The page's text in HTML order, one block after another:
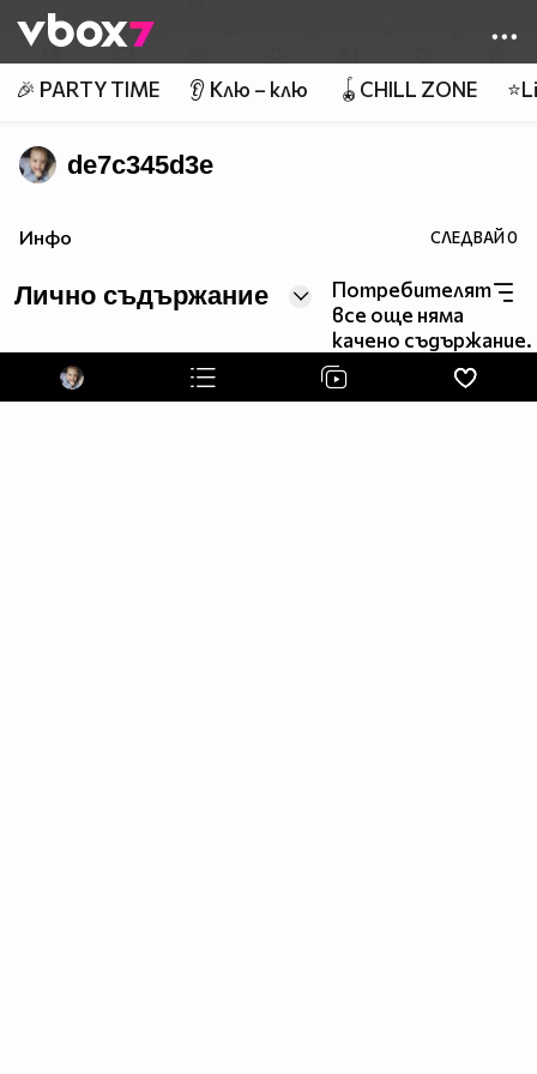
👾
🎉 PARTY TIME 👂 Клю – клю 🪀CHILL ZONE
de7c345d3e
Инфо СЛЕДВАЙ0
Лично съдържание
Потребителят
все още няма
качено съдържание.